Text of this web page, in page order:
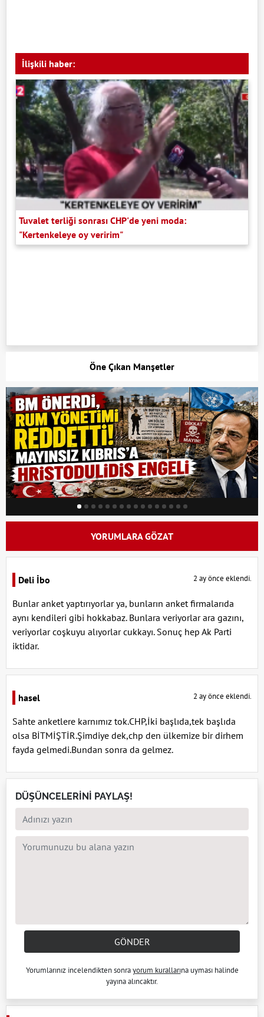
İlişkili haber:
Tuvalet terliği sonrası CHP'de yeni moda:
"Kertenkeleye oy veririm"
Öne Çıkan Manşetler
YORUMLARA GÖZAT
Deli İbo 2 ay önce eklendi.
Bunlar anket yaptırıyorlar ya, bunların anket firmalarıda
aynı kendileri gibi hokkabaz. Bunlara veriyorlar ara gazını,
veriyorlar coşkuyu alıyorlar cukkayı. Sonuç hep Ak Parti
iktidar.
hasel 2 ay önce eklendi.
Sahte anketlere karnımız tok.CHP,İki başlıda,tek başlıda
olsa BİTMİŞTİR.Şimdiye dek,chp den ülkemize bir dirhem
fayda gelmedi.Bundan sonra da gelmez.
DÜŞÜNCELERİNİ PAYLAŞ!
GÖNDER
Yorumlarınız incelendikten sonrayorum kurallarına uyması halinde
yayına alıncaktır.